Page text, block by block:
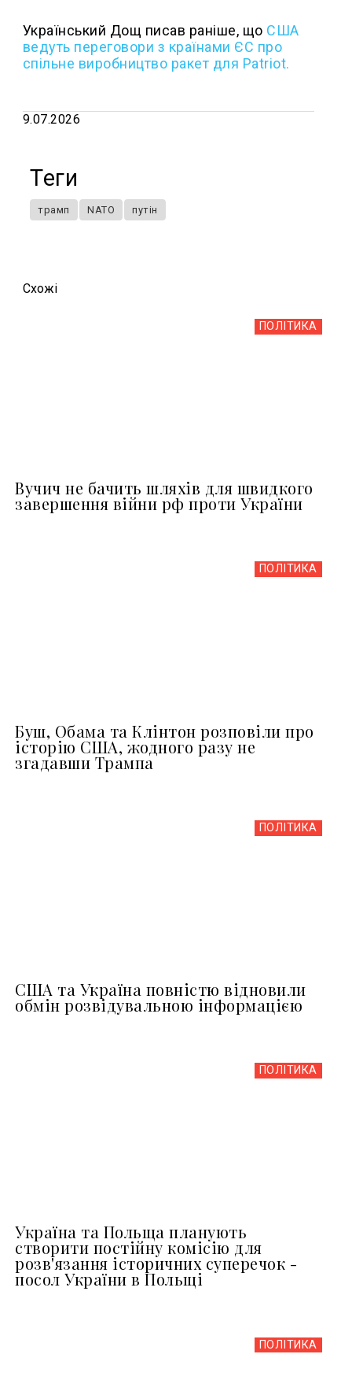
Український Дощ писав раніше, що США
ведуть переговори з країнами ЄС про
спільне виробництво ракет для Patriot.
9.07.2026
Теги
трамп NATO путін
Схожi
ПОЛІТИКА
Вучич не бачить шляхів для швидкого
завершення війни рф проти України
ПОЛІТИКА
Буш, Обама та Клінтон розповіли про
історію США, жодного разу не
згадавши Трампа
ПОЛІТИКА
США та Україна повністю відновили
обмін розвідувальною інформацією
ПОЛІТИКА
Україна та Польща планують
створити постійну комісію для
розв'язання історичних суперечок -
посол України в Польщі
ПОЛІТИКА